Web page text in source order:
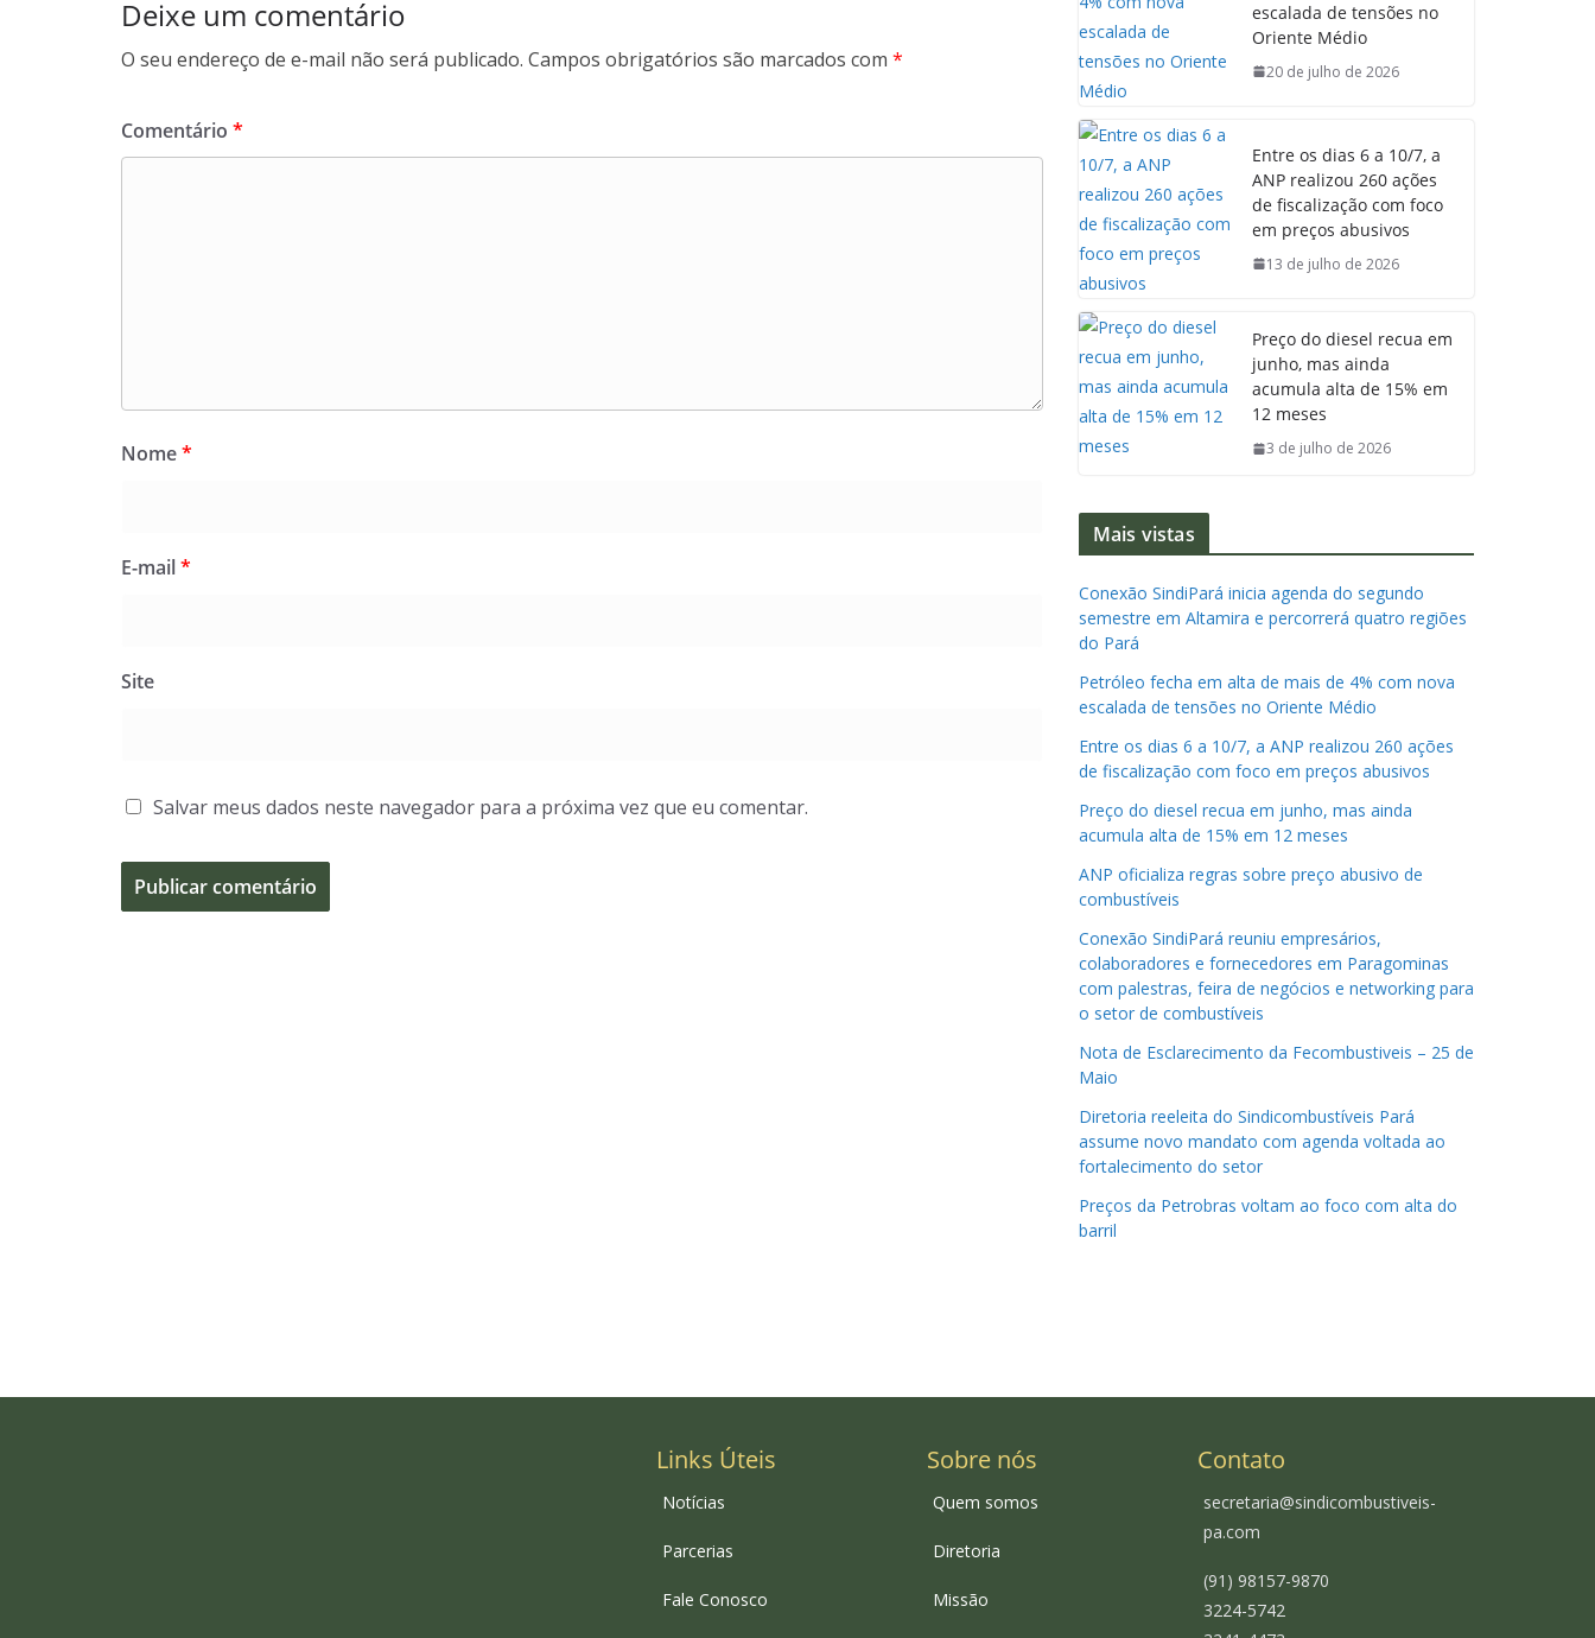
Deixe um comentário
O seu endereço de e-mail não será publicado. Campos obrigatórios são marcados com *
Comentário *
Nome*
E-mail*
Site
Salvar meus dados neste navegador para a próxima vez que eu comentar.
escalada de tensões no
Oriente Médio
20 de julho de 2026
Entre os dias 6 a 10/7, a
ANP realizou 260 ações
de fiscalização com foco
em preços abusivos
13 de julho de 2026
Preço do diesel recua em
junho, mas ainda
acumula alta de 15% em
12 meses
3 de julho de 2026
Mais vistas
Conexão SindiPará inicia agenda do segundo
semestre em Altamira e percorrerá quatro regiões
do Pará
Petróleo fecha em alta de mais de 4% com nova
escalada de tensões no Oriente Médio
Entre os dias 6 a 10/7, a ANP realizou 260 ações
de fiscalização com foco em preços abusivos
Preço do diesel recua em junho, mas ainda
acumula alta de 15% em 12 meses
ANP oficializa regras sobre preço abusivo de
combustíveis
Conexão SindiPará reuniu empresários,
colaboradores e fornecedores em Paragominas
com palestras, feira de negócios e networking para
o setor de combustíveis
Nota de Esclarecimento da Fecombustiveis – 25 de
Maio
Diretoria reeleita do Sindicombustíveis Pará
assume novo mandato com agenda voltada ao
fortalecimento do setor
Preços da Petrobras voltam ao foco com alta do
barril
Links Úteis
Notícias
Parcerias
Fale Conosco
Sobre nós
Quem somos
Diretoria
Missão
Contato
secretaria@sindicombustiveis-
pa.com
(91) 98157-9870
3224-5742